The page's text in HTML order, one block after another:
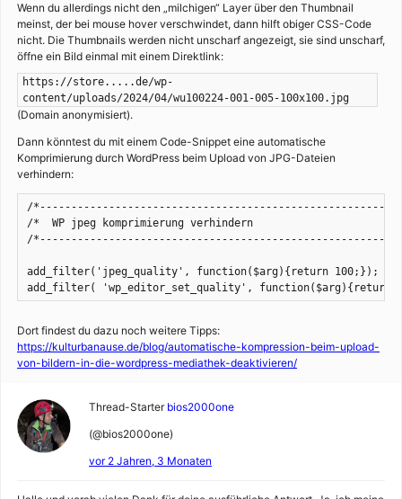
Wenn du allerdings nicht den „milchigen“ Layer über den Thumbnail
meinst, der bei mouse hover verschwindet, dann hilft obiger CSS-Code
nicht. Die Thumbnails werden nicht unscharf angezeigt, sie sind unscharf,
öffne ein Bild einmal mit einem Direktlink:
https://store.....de/wp-
content/uploads/2024/04/wu100224-001-005-100x100.jpg
(Domain anonymisiert).
Dann könntest du mit einem Code-Snippet eine automatische
Komprimierung durch WordPress beim Upload von JPG-Dateien
verhindern:
/
/*  WP jpeg komprimierung verhindern
/
add_filter('jpeg_quality', function($arg){return 100;});
add_filter( 'wp_editor_set_quality', function($arg){return
Dort findest du dazu noch weitere Tipps:
https://kulturbanause.de/blog/automatische-kompression-beim-upload-
von-bildern-in-die-wordpress-mediathek-deaktivieren/
Thread-Starter bios2000one
(@bios2000one)
vor 2 Jahren, 3 Monaten